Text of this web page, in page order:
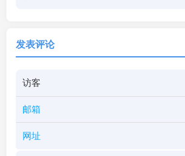
发表评论